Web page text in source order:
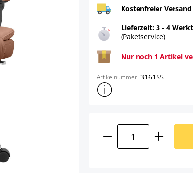
Kostenfreier
Lieferzeit: 3 - 4
(Paketservice)
Nur noch 1 Artikel
Artikelnummer: 316155
Weitere
Produkt Anzahl: